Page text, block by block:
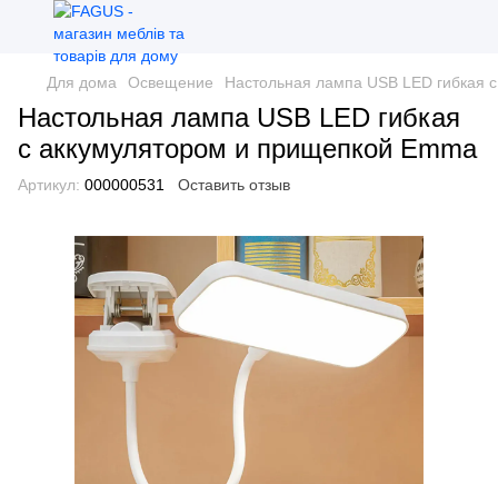
Для дома Освещение Настольная лампа USB LED гибкая
Настольная лампа USB LED гибкая
с аккумулятором и прищепкой Emma
Артикул: 000000531 Оставить отзыв